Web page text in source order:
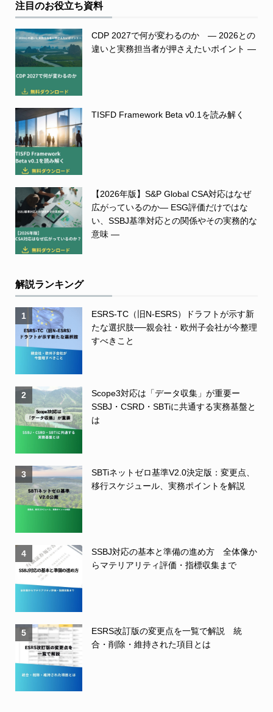
注目のお役立ち資料
CDP 2027で何が変わるのか ― 2026との
違いと実務担当者が押さえたいポイント ―
TISFD Framework Beta v0.1を読み解く
【2026年版】S&P Global CSA対応はなぜ
広がっているのか― ESG評価だけではな
い、SSBJ基準対応との関係やその実務的な
意味 ―
解説ランキング
1
ESRS-TC（旧N-ESRS）ドラフトが示す新
たな選択肢──親会社・欧州子会社が今整理
すべきこと
2
Scope3対応は「データ収集」が重要ー
SSBJ・CSRD・SBTiに共通する実務基盤と
は
3
SBTiネットゼロ基準V2.0決定版：変更点、
移行スケジュール、実務ポイントを解説
4
SSBJ対応の基本と準備の進め方 全体像か
らマテリアリティ評価・指標収集まで
5
ESRS改訂版の変更点を一覧で解説 統
合・削除・維持された項目とは